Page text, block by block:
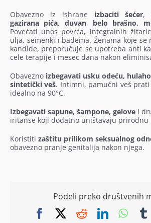
Obavezno iz ishrane izbaciti šećer
gazirana pića, duvan, belo brašno,
Povećati unos povrća, integralnih
ulja, semenki i badema. Ženama koje se
kandide, preporučuje se upotreba anti
cele terapije i mesec dana nakon
Obavezno izbegavati usku odeću,
sintetički veš. Intimni, pamučni veš prati
idealno na 90°C.
Izbegavati sapune, šampone, gelove i
iritanse koji dodatno uništavaju prirodnu
Koristiti zaštitu prilikom seksualnog
obavezno pranje genitalija nakon njega.
Podeli preko društvenih
FacebookRedditLinkedIn